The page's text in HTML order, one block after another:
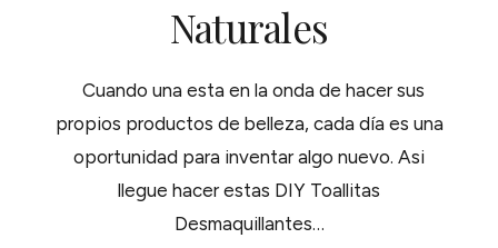
Naturales
Cuando una esta en la onda de hacer sus
propios productos de belleza, cada día es una
oportunidad para inventar algo nuevo. Asi
llegue hacer estas DIY Toallitas
Desmaquillantes…